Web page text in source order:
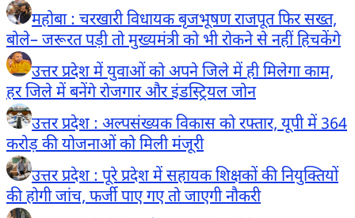
महोबा : चरखारी विधायक बृजभूषण राजपूत फिर सख्त,
बोले– जरूरत पड़ी तो मुख्यमंत्री को भी रोकने से नहीं हिचकेंगे
उत्तर प्रदेश में युवाओं को अपने जिले में ही मिलेगा काम,
हर जिले में बनेंगे रोजगार और इंडस्ट्रियल जोन
उत्तर प्रदेश : अल्पसंख्यक विकास को रफ्तार, यूपी में 364
करोड़ की योजनाओं को मिली मंजूरी
उत्तर प्रदेश : पूरे प्रदेश में सहायक शिक्षकों की नियुक्तियों
की होगी जांच, फर्जी पाए गए तो जाएगी नौकरी